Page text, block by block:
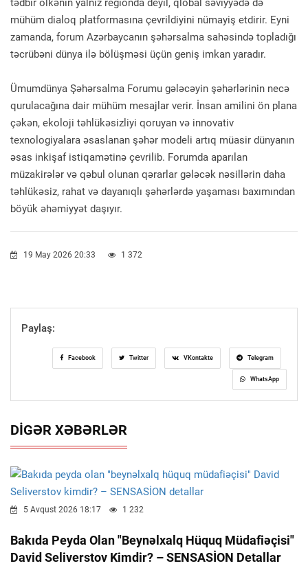
mühüm dialoq platformasına çevrildiyini nümayiş etdirir. Eyni
zamanda, forum Azərbaycanın şəhərsalma sahəsində topladığı
təcrübəni dünya ilə bölüşməsi üçün geniş imkan yaradır.
Ümumdünya Şəhərsalma Forumu gələcəyin şəhərlərinin necə
qurulacağına dair mühüm mesajlar verir. İnsan amilini ön plana
çəkən, ekoloji təhlükəsizliyi qoruyan və innovativ
texnologiyalara əsaslanan şəhər modeli artıq müasir dünyanın
əsas inkişaf istiqamətinə çevrilib. Forumda aparılan
müzakirələr və qəbul olunan qərarlar gələcək nəsillərin daha
təhlükəsiz, rahat və dayanıqlı şəhərlərdə yaşaması baxımından
böyük əhəmiyyət daşıyır.
19 May 2026 20:33 1 372
Paylaş:
Facebook Twitter VKontakte Telegram
WhatsApp
DIGƏR XƏBƏRLƏR
5 Avqust 2026 18:17 1 232
Bakıda Peyda Olan "beynəlxalq Hüquq Müdafiəçisi"
David Seliverstov Kimdir? – SENSASİON Detallar